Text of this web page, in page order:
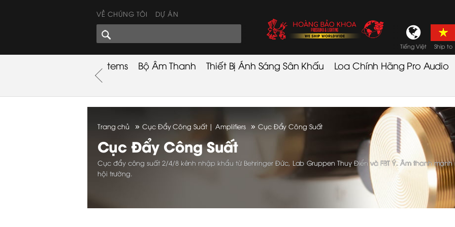
VỀ CHÚNG TÔI DỰ ÁN
GÓC CHIA SẺ Tiếng Việt Ship to
Used Items Bộ Âm Thanh Thiết Bị Ánh Sáng Sân Khấu Loa Chính Hãng Pro Audio
Trang chủ »Cục Đẩy Công Suất | Amplifiers »Cục Đẩy Công Suất
Cục Đẩy Công Suất
Cục đẩy công suất 2/4/8 kênh nhập khẩu từ Behringer Đức, Lab Gruppen Thuỵ Điển và FBT Ý. Âm thanh
hội trường.